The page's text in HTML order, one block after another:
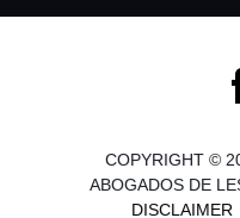
COPYRIGHT ©
ABOGADOS DE
DISCLAIMER